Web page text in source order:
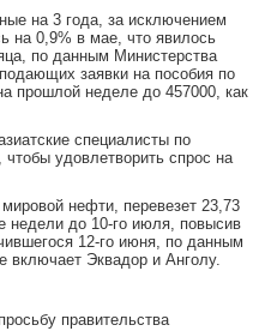
на 3 года, за исключением
на 0,9% в мае, что явилось
по данным Министерства
заявки на пособия по
прошлой неделе до 457000, как
специалисты по
удовлетворить спрос на
нефти, перевезет 23,73
недели до 10-го июля, повысив
12-го июня, по данным
включает Эквадор и Анголу.
правительства